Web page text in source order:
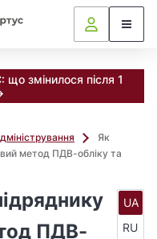
змінилося після 1
Як
метод ПДВ-обліку та
ПДВ-
UA
RU